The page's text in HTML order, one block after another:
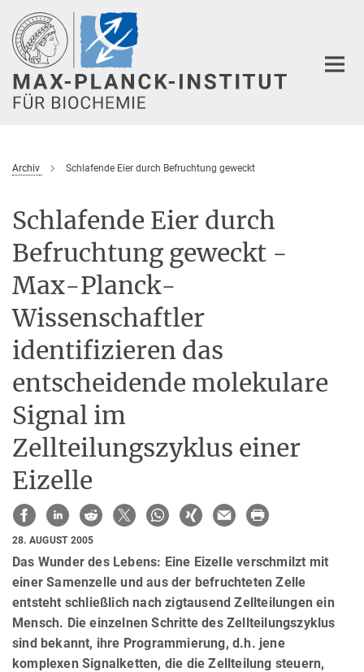
Hauptinhalt
Archiv Schlafende Eier durch Befruchtung geweckt
Schlafende Eier durch
Befruchtung geweckt -
Max-Planck-
Wissenschaftler
identifizieren das
entscheidende molekulare
Signal im
Zellteilungszyklus einer
Eizelle
28. AUGUST 2005
Das Wunder des Lebens: Eine Eizelle verschmilzt mit
einer Samenzelle und aus der befruchteten Zelle
entsteht schließlich nach zigtausend Zellteilungen ein
Mensch. Die einzelnen Schritte des Zellteilungszyklus
sind bekannt, ihre Programmierung, d.h. jene
komplexen Signalketten, die die Zellteilung steuern,